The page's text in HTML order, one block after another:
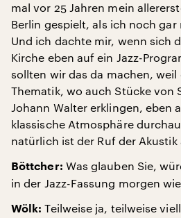
mal vor 25 Jahren mein
Berlin gespielt, als ich noch
Und ich dachte mir, wenn sich
Kirche eben auf ein Jazz-
sollten wir das da machen, weil
Thematik, wo auch Stücke von
Johann Walter erklingen, eben
klassische Atmosphäre
natürlich ist der Ruf der
Böttcher: Was glauben Sie,
in der Jazz-Fassung morgen
Wölk: Teilweise ja, teilweise